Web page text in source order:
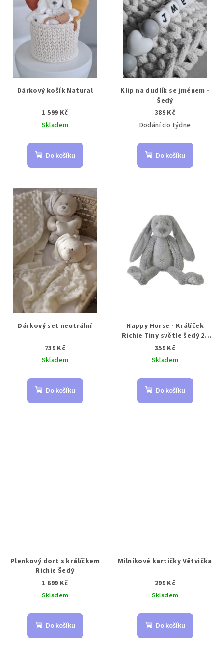
Dárkový košík Natural
1 599 Kč
Skladem
Do košíku
Klip na dudlík se jménem -
Šedý
389 Kč
Dodání do týdne
Do košíku
Dárkový set neutrální
739 Kč
Skladem
Do košíku
Happy Horse - Králíček
Richie Tiny světle šedý 28
cm
359 Kč
Skladem
Do košíku
Plenkový dort s králíčkem
Richie Šedý
1 699 Kč
Skladem
Do košíku
Milníkové kartičky Větvička
299 Kč
Skladem
Do košíku